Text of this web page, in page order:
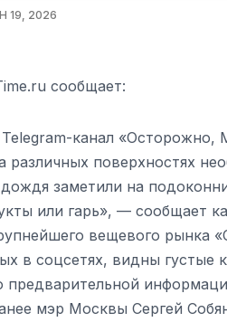
19, 2026
сообщает:
канал
различных поверхностях
заметили на
или гарь», — сообщает
вещевого рынка
в соцсетях, видны
предварительной
мэр Москвы Сергей